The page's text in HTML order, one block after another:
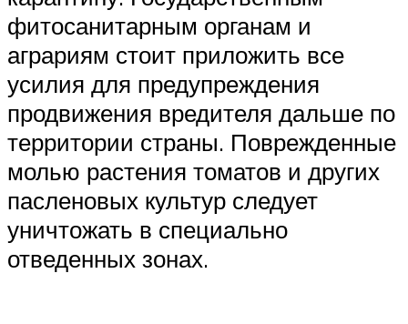
фитосанитарным органам и
аграриям стоит приложить все
усилия для предупреждения
продвижения вредителя дальше по
территории страны. Поврежденные
молью растения томатов и других
пасленовых культур следует
уничтожать в специально
отведенных зонах.